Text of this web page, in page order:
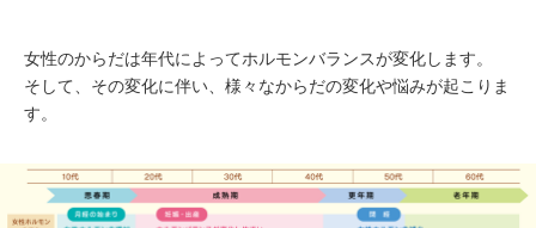
女性のからだは年代によってホルモンバランスが変化します。
そして、その変化に伴い、様々なからだの変化や悩みが起こりま
す。